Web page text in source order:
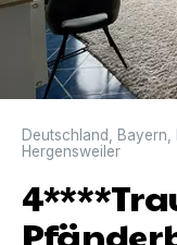
Deutschland Bayern
Hergensweiler